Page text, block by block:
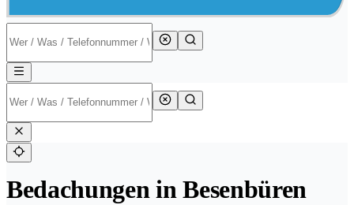
Bedachungen in Besenbüren